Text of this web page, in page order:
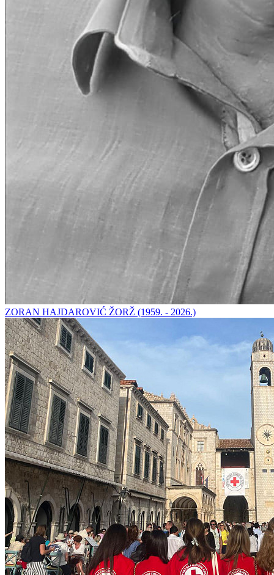
ZORAN HAJDAROVIĆ ŽORŽ (1959. - 2026.)